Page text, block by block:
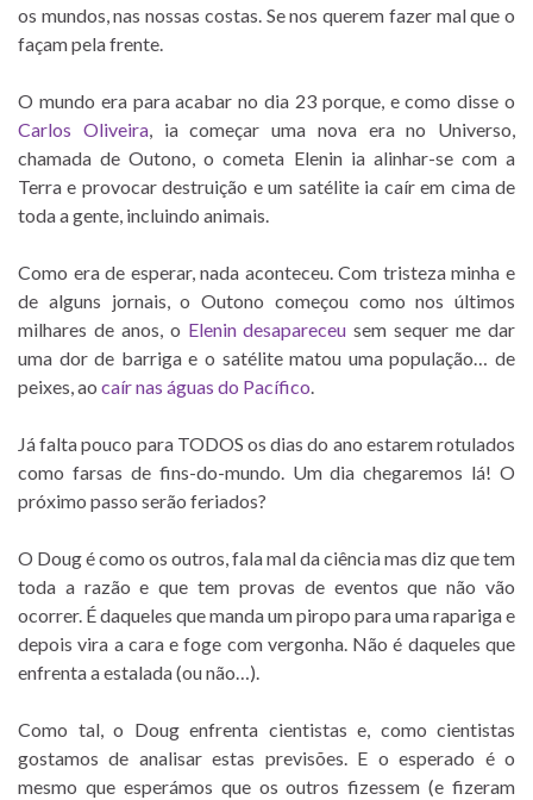
os mundos, nas nossas costas. Se nos querem fazer mal que o
façam pela frente.
O mundo era para acabar no dia 23 porque, e como disse o
Carlos Oliveira, ia começar uma nova era no Universo,
chamada de Outono, o cometa Elenin ia alinhar-se com a
Terra e provocar destruição e um satélite ia caír em cima de
toda a gente, incluindo animais.
Como era de esperar, nada aconteceu. Com tristeza minha e
de alguns jornais, o Outono começou como nos últimos
milhares de anos, o Elenin desapareceu sem sequer me dar
uma dor de barriga e o satélite matou uma população… de
peixes, ao caír nas águas do Pacífico.
Já falta pouco para TODOS os dias do ano estarem rotulados
como farsas de fins-do-mundo. Um dia chegaremos lá! O
próximo passo serão feriados?
O Doug é como os outros, fala mal da ciência mas diz que tem
toda a razão e que tem provas de eventos que não vão
ocorrer. É daqueles que manda um piropo para uma rapariga e
depois vira a cara e foge com vergonha. Não é daqueles que
enfrenta a estalada (ou não…).
Como tal, o Doug enfrenta cientistas e, como cientistas
gostamos de analisar estas previsões. E o esperado é o
mesmo que esperámos que os outros fizessem (e fizeram